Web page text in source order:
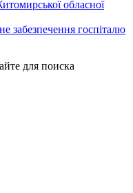
обласної
забезпечення госпіталю
для поиска